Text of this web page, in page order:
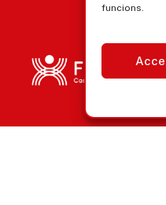
funcions.